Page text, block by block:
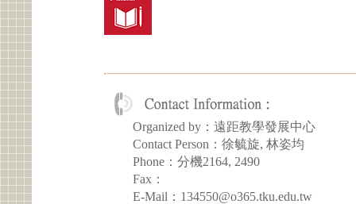
Organized by：遠距教學發展中心
Contact Person：徐毓旋, 林姿均
Phone：分機2164, 2490
Fax：
E-Mail：134550@o365.tku.edu.tw